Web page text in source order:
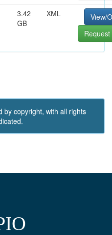
3.42
GB
XML
View/
by copyright, with all rights